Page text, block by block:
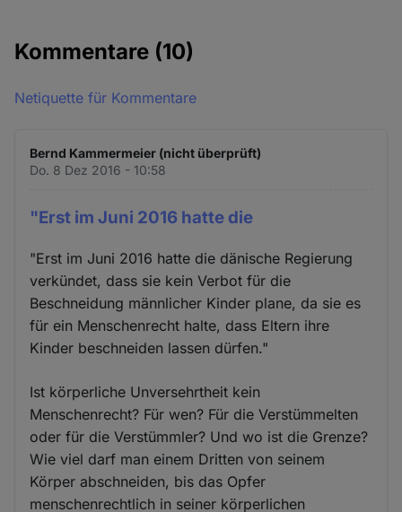
Kommentare (10)
Netiquette für Kommentare
Bernd Kammermeier (nicht überprüft)
Do. 8 Dez 2016 - 10:58
"Erst im Juni 2016 hatte die
"Erst im Juni 2016 hatte die dänische Regierung
verkündet, dass sie kein Verbot für die
Beschneidung männlicher Kinder plane, da sie es
für ein Menschenrecht halte, dass Eltern ihre
Kinder beschneiden lassen dürfen."
Ist körperliche Unversehrtheit kein
Menschenrecht? Für wen? Für die Verstümmelten
oder für die Verstümmler? Und wo ist die Grenze?
Wie viel darf man einem Dritten von seinem
Körper abschneiden, bis das Opfer
menschenrechtlich in seiner körperlichen